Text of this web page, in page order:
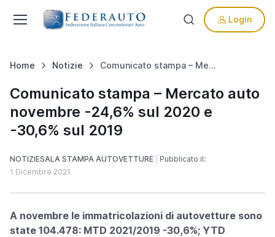
Login
Home Notizie Comunicato stampa – Mercato auto novembre -24,6% sul 2020 e -30,6% sul 2019
Comunicato stampa – Mercato auto
novembre -24,6% sul 2020 e
-30,6% sul 2019
NOTIZIESALA STAMPA AUTOVETTURE
Pubblicato il:
1 Dicembre 2021
A novembre le immatricolazioni di autovetture sono
state 104.478: MTD 2021/2019 -30,6%; YTD